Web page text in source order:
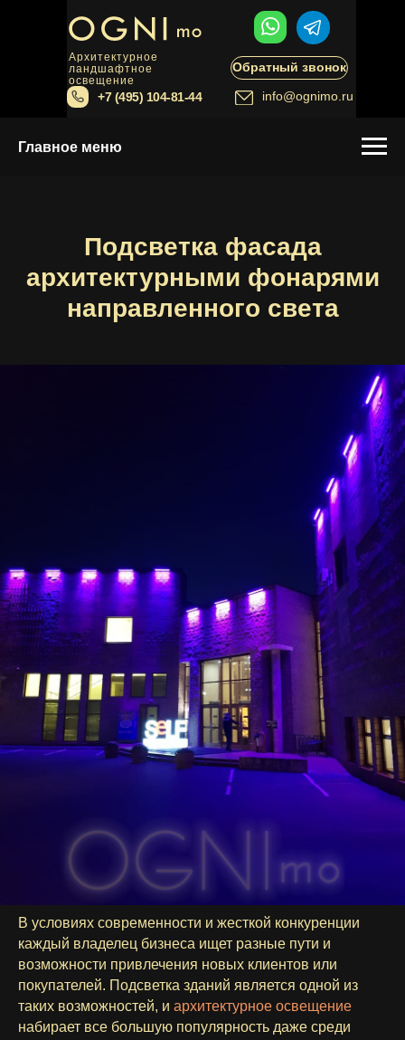
Архитектурное
ландшафтное
освещение
Обратный звонок
+7 (495) 104-81-44 info@ognimo.ru
Главное меню
Подсветка фасада
архитектурными фонарями
направленного света
В условиях современности и жесткой конкуренции
каждый владелец бизнеса ищет разные пути и
возможности привлечения новых клиентов или
покупателей. Подсветка зданий является одной из
таких возможностей, и архитектурное освещение
набирает все большую популярность даже среди